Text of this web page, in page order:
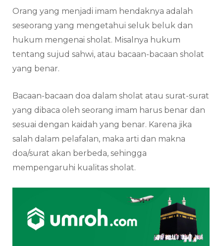
Orang yang menjadi imam hendaknya adalah
seseorang yang mengetahui seluk beluk dan
hukum mengenai sholat. Misalnya hukum
tentang sujud sahwi, atau bacaan-bacaan sholat
yang benar.
Bacaan-bacaan doa dalam sholat atau surat-surat
yang dibaca oleh seorang imam harus benar dan
sesuai dengan kaidah yang benar. Karena jika
salah dalam pelafalan, maka arti dan makna
doa/surat akan berbeda, sehingga
mempengaruhi kualitas sholat.